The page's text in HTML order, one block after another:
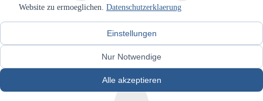
Website zu ermoeglichen. Datenschutzerklaerung
Einstellungen
Nur Notwendige
Alle akzeptieren